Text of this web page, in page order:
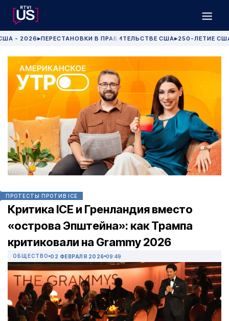
- 2026 ▶ПЕРЕСТАНОВКИ В ПРАВИТЕЛЬСТВЕ США▶250-ЛЕТИЕ
ПРОТЕСТЫ ПРОТИВ ICE
Критика ICE и Гренландия вместо
«острова Эпштейна»: как Трампа
критиковали на Grammy 2026
ОБЩЕСТВО 02 ФЕВРАЛЯ 2026 09:49